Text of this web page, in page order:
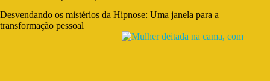
Desvendando os mistérios da Hipnose: Uma janela para a
transformação pessoal